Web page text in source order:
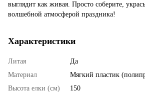
выглядит как живая. Просто соберите,
волшебной атмосферой праздника!
Характеристики
Литая
Да
Материал
Мягкий пластик
Высота елки (см)
150